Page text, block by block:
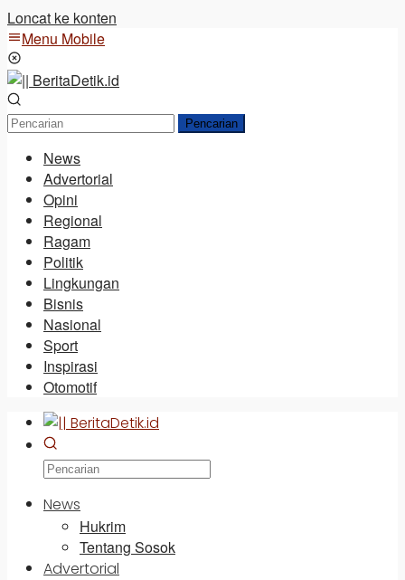
Loncat ke konten
Menu Mobile
Pencarian
News
Advertorial
Opini
Regional
Ragam
Politik
Lingkungan
Bisnis
Nasional
Sport
Inspirasi
Otomotif
News
Hukrim
Tentang Sosok
Advertorial